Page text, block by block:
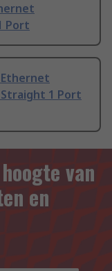
Port
Ethernet
1 Port
van
en